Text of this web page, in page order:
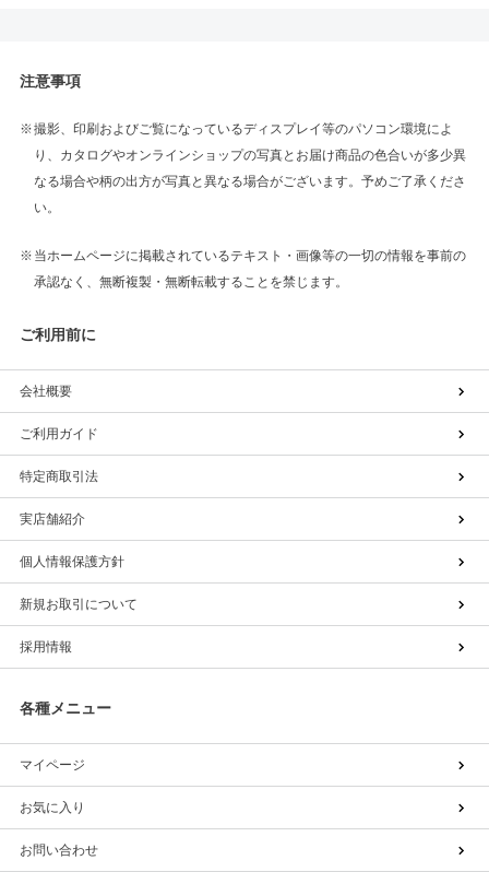
注意事項
撮影、印刷およびご覧になっているディスプレイ等のパソコン環境によ
り、カタログやオンラインショップの写真とお届け商品の色合いが多少異
なる場合や柄の出方が写真と異なる場合がございます。予めご了承くださ
い。
当ホームページに掲載されているテキスト・画像等の一切の情報を事前の
承認なく、無断複製・無断転載することを禁じます。
ご利用前に
会社概要
ご利用ガイド
特定商取引法
実店舗紹介
個人情報保護方針
新規お取引について
採用情報
各種メニュー
マイページ
お気に入り
お問い合わせ